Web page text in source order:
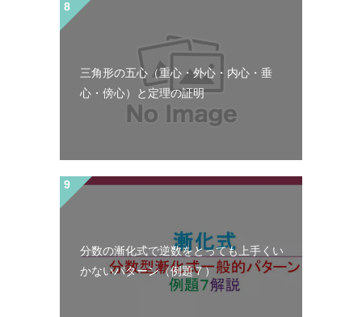
三角形の五心（重心・外心・内心・垂
心・傍心）と定理の証明
分数の漸化式で逆数をとっても上手くい
かないパターン（例題７）